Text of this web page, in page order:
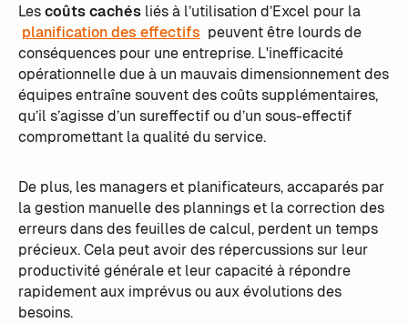
Lescoûts cachésliés à l’utilisation d’Excel pour la
planification des effectifs peuvent être lourds de
conséquences pour une entreprise. L'inefficacité
opérationnelle due à un mauvais dimensionnement des
équipes entraîne souvent des coûts supplémentaires,
qu’il s’agisse d’un sureffectif ou d’un sous-effectif
compromettant la qualité du service.
De plus, les managers et planificateurs, accaparés par
la gestion manuelle des plannings et la correction des
erreurs dans des feuilles de calcul, perdent un temps
précieux. Cela peut avoir des répercussions sur leur
productivité générale et leur capacité à répondre
rapidement aux imprévus ou aux évolutions des
besoins.